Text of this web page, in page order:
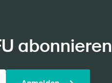
abonnieren